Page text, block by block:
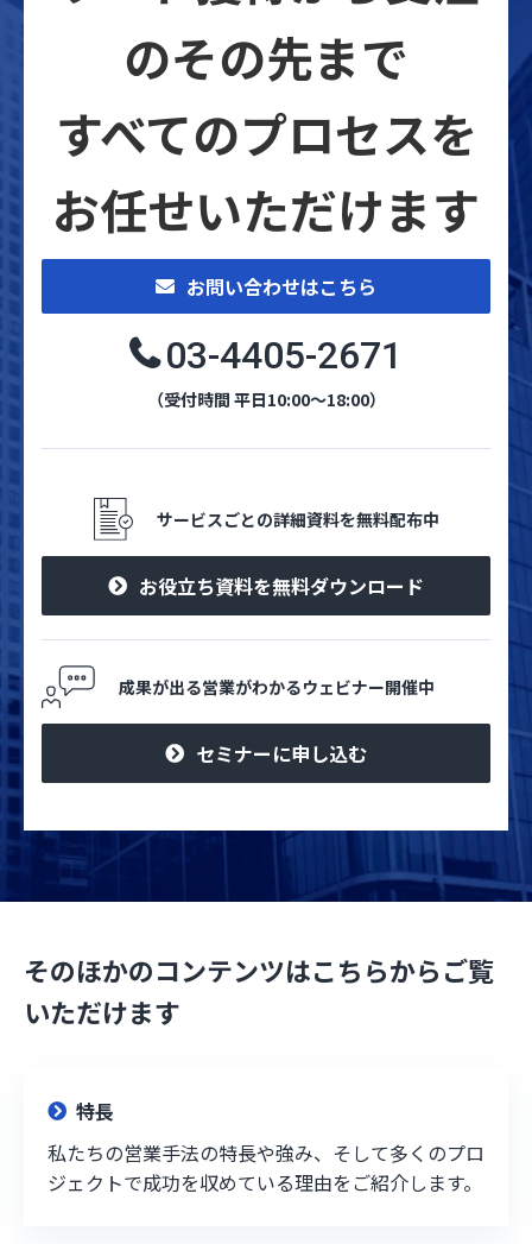
のその先まで
すべてのプロセスを
お任せいただけます
お問い合わせはこちら
03-4405-2671
（受付時間 平日10:00～18:00）
サービスごとの詳細資料を無料配布中
お役立ち資料を無料ダウンロード
成果が出る営業がわかるウェビナー開催中
セミナーに申し込む
そのほかのコンテンツはこちらからご覧
いただけます
特長
私たちの営業手法の特長や強み、そして多くのプロ
ジェクトで成功を収めている理由をご紹介します。